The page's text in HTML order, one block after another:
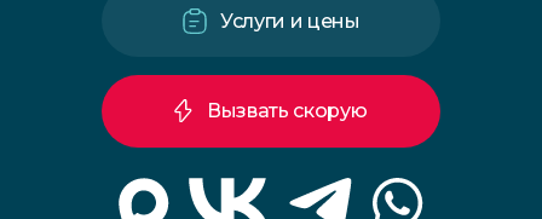
Услуги и цены
Вызвать скорую